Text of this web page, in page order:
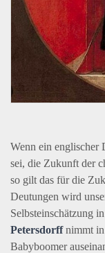
Wenn ein englischer
sei, die Zukunft der
so gilt das für die
Deutungen wird
Selbsteinschätzung
Petersdorffnimmt in
Babyboomer